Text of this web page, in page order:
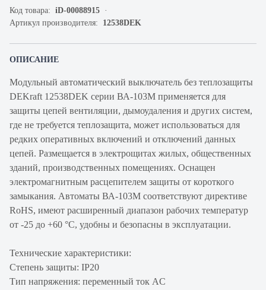
Код товара: iD-00088915
Артикул производителя: 12538DEK
ОПИСАНИЕ
Модульный автоматический выключатель без теплозащиты
DEKraft 12538DEK серии ВА-103М применяется для
защиты цепей вентиляции, дымоудаления и других систем,
где не требуется теплозащита, может использоваться для
редких оперативных включений и отключений данных
цепей. Размещается в электрощитах жилых, общественных
зданий, производственных помещениях. Оснащен
электромагнитным расцепителем защиты от короткого
замыкания. Автоматы ВА-103М соответствуют директиве
RoHS, имеют расширенный диапазон рабочих температур
от -25 до +60 °C, удобны и безопасны в эксплуатации.
Технические характеристики:
Степень защиты: IP20
Тип напряжения: переменный ток AC